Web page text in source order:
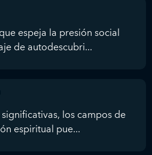
espeja la presión social
de autodescubri...
los campos de
espiritual pue...